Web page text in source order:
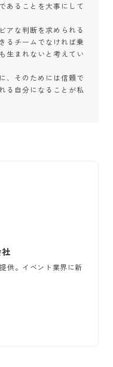
あることを大事にして
アな判断を求められる
るチームでなければ乗
生まれないと考えてい
、そのためには信頼で
る自分になることが私
供。イベント業界に新